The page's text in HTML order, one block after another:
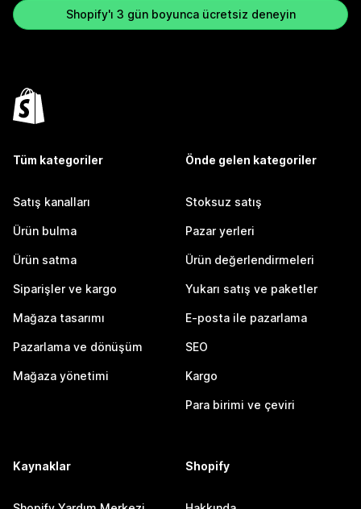
Shopify'ı 3 gün boyunca ücretsiz deneyin
Tüm kategoriler
Satış kanalları
Ürün bulma
Ürün satma
Siparişler ve kargo
Mağaza tasarımı
Pazarlama ve dönüşüm
Mağaza yönetimi
Önde gelen kategoriler
Stoksuz satış
Pazar yerleri
Ürün değerlendirmeleri
Yukarı satış ve paketler
E-posta ile pazarlama
SEO
Kargo
Para birimi ve çeviri
Kaynaklar Shopify